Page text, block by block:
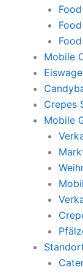
Mobile
Crepes
Mobile